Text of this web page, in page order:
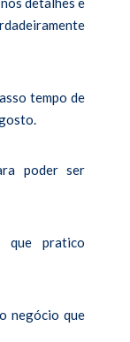
tempo de
poder ser
que pratico
negócio que